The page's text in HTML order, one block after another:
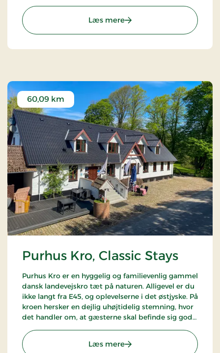
kulturophold, der kan tilpasses efter gæsternes
præferencer.
Hotellet er en del af alliancen med BWH Hotels -
Læs mere: Hotel Royal, Partner
Purhus Kro, Classic Stays
60,09 km
Purhus Kro er en hyggelig og familievenlig gammel
dansk landevejskro tæt på naturen. Alligevel er du
ikke langt fra E45, og oplevelserne i det østjyske. På
kroen hersker en dejlig uhøjtidelig stemning, hvor
det handler om, at gæsterne skal befinde sig godt.
"gammeldaws" kromad.
Læs mere: Purhus Kro, Classic Stays